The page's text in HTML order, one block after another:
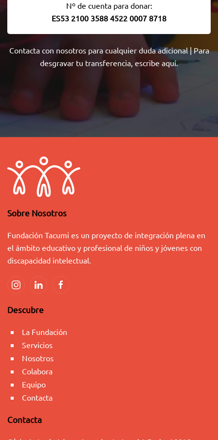
Nº de cuenta para donar:
ES53 2100 3588 4522 0007 8718
Contacta con nosotrospara cualquier duda adicional | Para
desgravar tu transferencia, escribe aquí.
Sobre Nosotros
Fundación Tacumi es un proyecto de integración plena en
el ámbito educativo y profesional de niños y jóvenes con
discapacidad intelectual.
Descubre
La Fundación
Servicios
Nosotros
Colabora
Equipo
Contacta
Contacta